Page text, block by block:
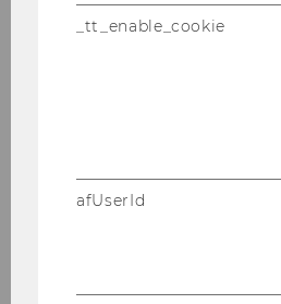
As­si­stant Pro­fes­sor
_tt_enable_cookie
afUserId